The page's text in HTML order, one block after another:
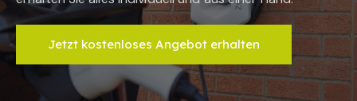
Jetzt kostenloses Angebot erhalten